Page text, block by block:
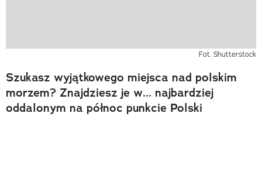
Fot. Shutterstock
Szukasz wyjątkowego miejsca nad polskim
morzem? Znajdziesz je w... najbardziej
oddalonym na północ punkcie Polski